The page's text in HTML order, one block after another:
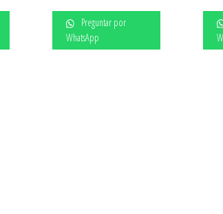
Preguntar por
WhatsApp